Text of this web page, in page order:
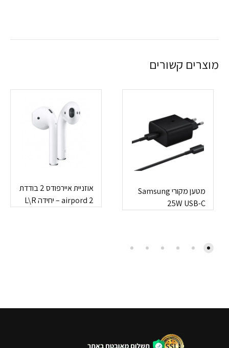
מוצרים קשורים
מטען מקורי Samsung
25W USB-C
אוזניית איירפודס 2 בודדת
airpord 2 – יחידה L\R